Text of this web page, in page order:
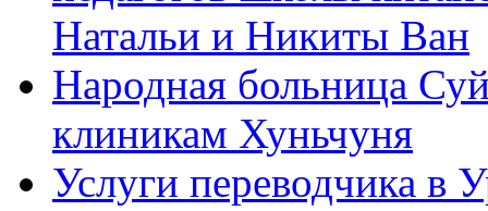
Натальи и Никиты Ван
Народная больница
клиникам Хуньчуня
Услуги переводчика в